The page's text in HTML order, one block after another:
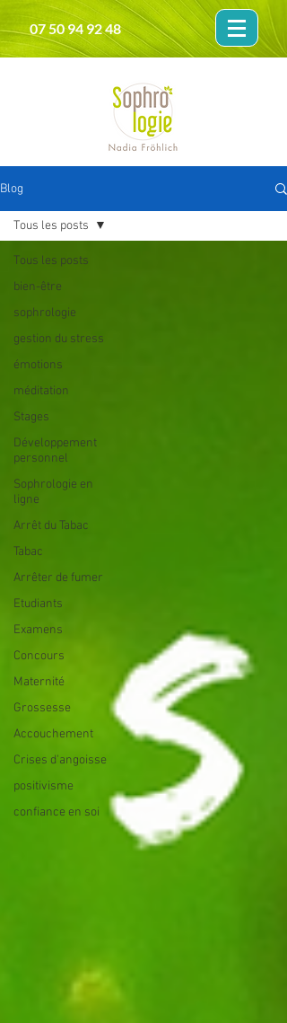
07 50 94 92 48
Blog
Tous les posts
bien-être
sophrologie
gestion du stress
émotions
méditation
Stages
Développement
personnel
Sophrologie en
ligne
Arrêt du Tabac
Tabac
Arrêter de fumer
Etudiants
Examens
Concours
Maternité
Grossesse
Accouchement
Crises d'angoisse
positivisme
confiance en soi
Tous les posts